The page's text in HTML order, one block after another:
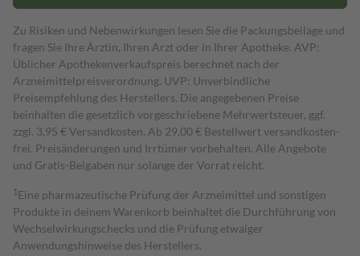
Zu Risiken und Nebenwirkungen lesen Sie die Packungsbeilage und
fragen Sie Ihre Ärztin, Ihren Arzt oder in Ihrer Apotheke. AVP:
Üblicher Apothekenverkaufspreis berechnet nach der
Arzneimittelpreisverordnung. UVP: Unverbindliche
Preisempfehlung des Herstellers. Die angegebenen Preise
beinhalten die gesetzlich vorgeschriebene Mehrwertsteuer, ggf.
zzgl. 3,95 € Versandkosten. Ab 29,00 € Bestell­wert versand­kosten­
frei. Preisänderungen und Irrtümer vorbehalten. Alle Angebote
und Gratis-Beigaben nur solange der Vorrat reicht.
1 Eine pharmazeutische Prüfung der Arzneimittel und sonstigen
Produkte in deinem Warenkorb beinhaltet die Durchführung von
Wechselwirkungschecks und die Prüfung etwaiger
Anwendungshinweise des Herstellers.